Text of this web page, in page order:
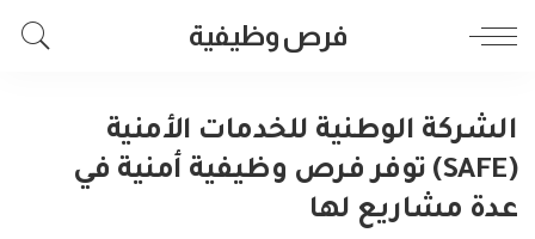
فرص وظيفية
الشركة الوطنية للخدمات الأمنية
(SAFE) توفر فرص وظيفية أمنية في
عدة مشاريع لها